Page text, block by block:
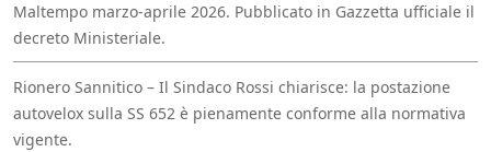
Maltempo marzo-aprile 2026. Pubblicato in Gazzetta ufficiale il
decreto Ministeriale.
Rionero Sannitico – Il Sindaco Rossi chiarisce: la postazione
autovelox sulla SS 652 è pienamente conforme alla normativa
vigente.